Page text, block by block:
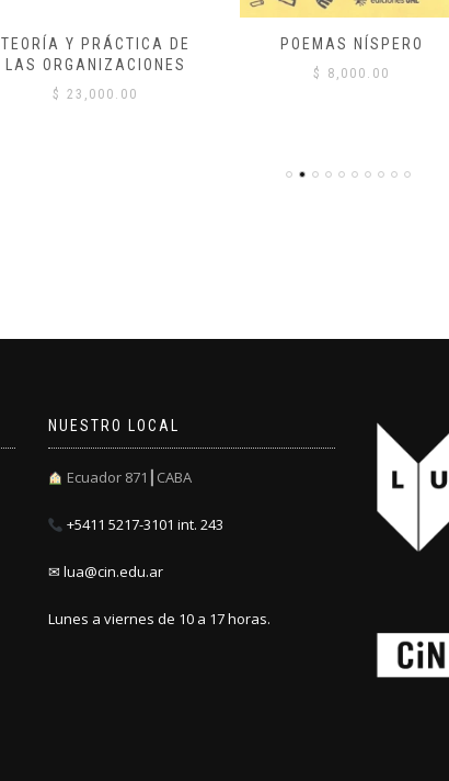
TEORÍA Y PRÁCTICA DE
LAS ORGANIZACIONES
$ 23,000.00
POEMAS NÍSPERO
$ 8,000.00
NUESTRO LOCAL
Ecuador 871┃CABA
+5411 5217-3101 int. 243
✉ lua@cin.edu.ar
Lunes a viernes de 10 a 17 horas.